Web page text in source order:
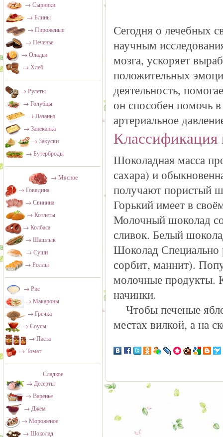
→ Сырники
→ Блины
→ Пироженые
→ Печенье
→ Оладьи
→ Хлеб
→ Рулеты
→ Голубцы
→ Лазанья
→ Запеканка
→ Закуски
→ Бутерброды
→ Мясное
→ Говядина
→ Свинина
→ Котлеты
→ Колбаса
→ Шашлык
→ Суши
→ Роллы
→ Рис
→ Макароны
→ Гречка
→ Соусы
→ Паста
→ Томат
Сладкое
→ Десерты
→ Варенье
→ Джем
→ Мороженое
→ Шоколад
Сегодня о лечебных
научным
мозга, ускоряет
положительных
деятельность,
он способен помочь
артериальное
Классификация
Шоколадная масса
сахара) и
получают пористый
Горький имеет в
Молочный шоколад
сливок. Белый
Шоколад Специально
сорбит, маннит).
молочные продукты.
начинки.
Чтобы печеные
местах вилкой, а на